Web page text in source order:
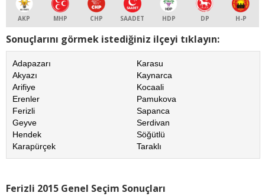
AKP MHP CHP SAADET HDP DP H-P
Sonuçlarını görmek istediğiniz ilçeyi tıklayın:
Adapazarı
Akyazı
Arifiye
Erenler
Ferizli
Geyve
Hendek
Karapürçek
Karasu
Kaynarca
Kocaali
Pamukova
Sapanca
Serdivan
Söğütlü
Taraklı
Ferizli 2015 Genel Seçim Sonuçları